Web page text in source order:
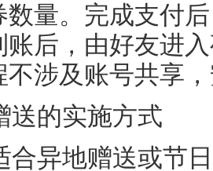
数量。完成支付
账后，由好友进
不涉及账号共享
送的实施方式
合异地赠送或节